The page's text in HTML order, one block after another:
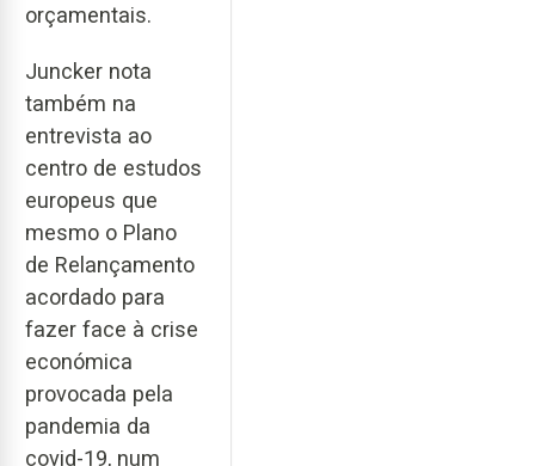
orçamentais.
Juncker nota
também na
entrevista ao
centro de estudos
europeus que
mesmo o Plano
de Relançamento
acordado para
fazer face à crise
económica
provocada pela
pandemia da
covid-19, num